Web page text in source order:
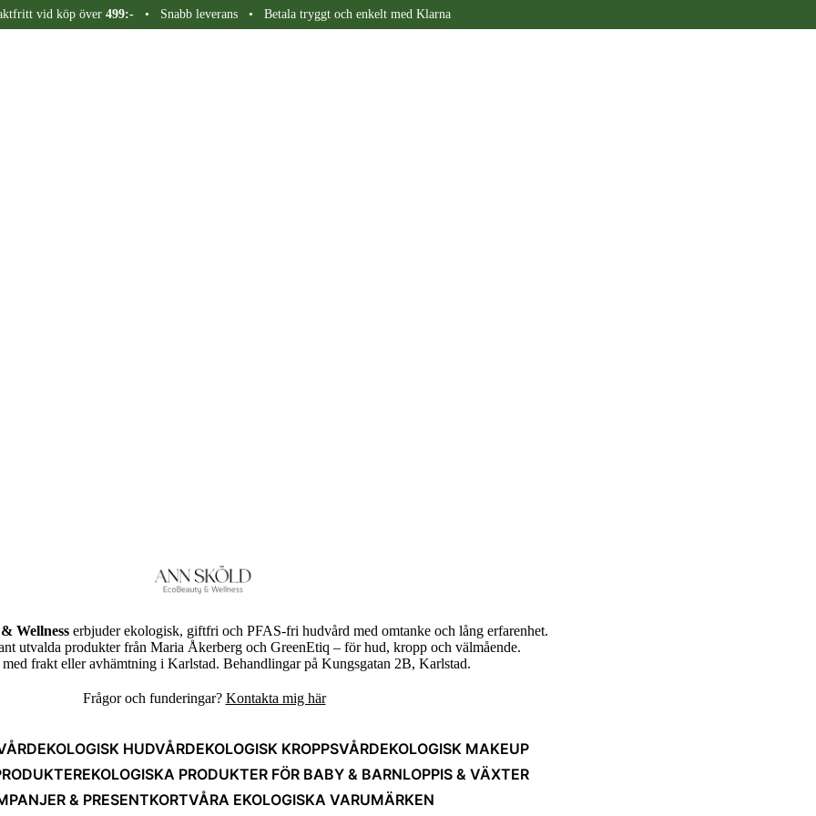
vid köp över 499:-• Snabb leverans • Betala tryggt och enkelt med Klarna
Wellness erbjuder ekologisk, giftfri och PFAS-fri hudvård med omtanke och lång erfarenhet.
utvalda produkter från Maria Åkerberg och GreenEtiq – för hud, kropp och välmående.
frakt eller avhämtning i Karlstad. Behandlingar på Kungsgatan 2B, Karlstad.
Frågor och funderingar? Kontakta mig här
EKOLOGISK HUDVÅRDEKOLOGISK KROPPSVÅRDEKOLOGISK MAKEUP
EKOLOGISKA PRODUKTER FÖR BABY & BARNLOPPIS & VÄXTER
& PRESENTKORTVÅRA EKOLOGISKA VARUMÄRKEN